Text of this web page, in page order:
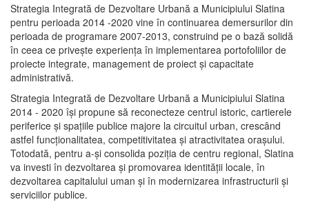
Strategia Integrată de Dezvoltare Urbană a Municipiului Slatina
pentru perioada 2014 -2020 vine în continuarea demersurilor din
perioada de programare 2007-2013, construind pe o bază solidă
în ceea ce priveşte experienţa în implementarea portofoliilor de
proiecte integrate, management de proiect și capacitate
administrativă.
Strategia Integrată de Dezvoltare Urbană a Municipiului Slatina
2014 - 2020 își propune să reconecteze centrul istoric, cartierele
periferice şi spaţiile publice majore la circuitul urban, crescând
astfel funcţionalitatea, competitivitatea şi atractivitatea oraşului.
Totodată, pentru a-şi consolida poziţia de centru regional, Slatina
va investi în dezvoltarea şi promovarea identităţii locale, în
dezvoltarea capitalului uman şi în modernizarea infrastructurii şi
serviciilor publice.